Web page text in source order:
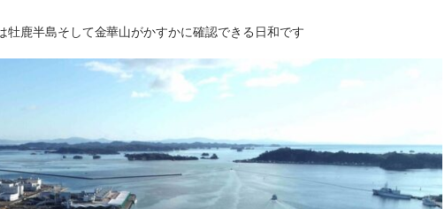
鹿半島そして金華山がかすかに確認できる日和です